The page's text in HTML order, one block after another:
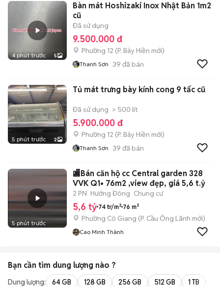
4 phút trước 5
Bàn mát Hoshizaki Inox Nhật Bản 1m2
cũ
Đã sử dụng
9.500.000 đ
Phường 12 (P. Bảy Hiền mới)
Thanh Sơn 39 đã bán
5 phút trước 2
Tủ mát trưng bày kính cong 9 tấc cũ
Đã sử dụng > 500 lít
5.900.000 đ
Phường 12 (P. Bảy Hiền mới)
Thanh Sơn 39 đã bán
5 phút trước
🏬Bán căn hộ cc Central garden 328
VVK Q1• 76m2 ,view đẹp, giá 5,6 t.ỷ
2 PN Hướng Đông Chung cư
5,6 tỷ 74 tr/m² 76 m²
Phường Cô Giang (P. Cầu Ông Lãnh mới)
Cao Minh Thành
Bạn cần tìm dung lượng nào ?
Dung lượng: 64 GB 128 GB 256 GB 512 GB 1 TB